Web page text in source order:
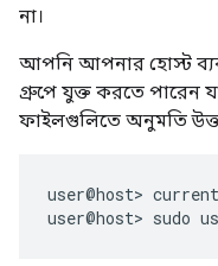
না।
আপনি আপনার হোস্ট
গ্রুপে যুক্ত করতে পারেন
ফাইলগুলিতে অনুমতি
user@host>